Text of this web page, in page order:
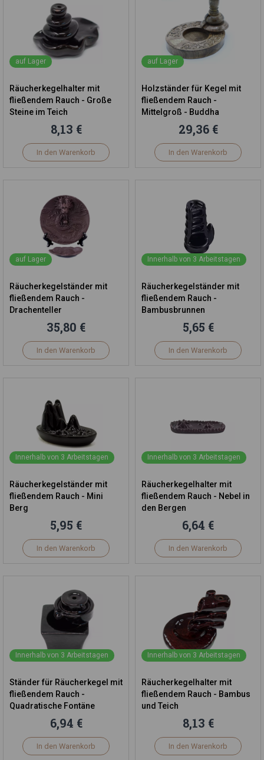
auf Lager
Räucherkegelhalter mit
fließendem Rauch - Große
Steine im Teich
8,13 €
In den Warenkorb
auf Lager
Holzständer für Kegel mit
fließendem Rauch -
Mittelgroß - Buddha
29,36 €
In den Warenkorb
auf Lager
Räucherkegelständer mit
fließendem Rauch -
Drachenteller
35,80 €
In den Warenkorb
Innerhalb von 3 Arbeitstagen
Räucherkegelständer mit
fließendem Rauch -
Bambusbrunnen
5,65 €
In den Warenkorb
Innerhalb von 3 Arbeitstagen
Räucherkegelständer mit
fließendem Rauch - Mini
Berg
5,95 €
In den Warenkorb
Innerhalb von 3 Arbeitstagen
Räucherkegelhalter mit
fließendem Rauch - Nebel in
den Bergen
6,64 €
In den Warenkorb
Innerhalb von 3 Arbeitstagen
Ständer für Räucherkegel mit
fließendem Rauch -
Quadratische Fontäne
6,94 €
In den Warenkorb
Innerhalb von 3 Arbeitstagen
Räucherkegelhalter mit
fließendem Rauch - Bambus
und Teich
8,13 €
In den Warenkorb